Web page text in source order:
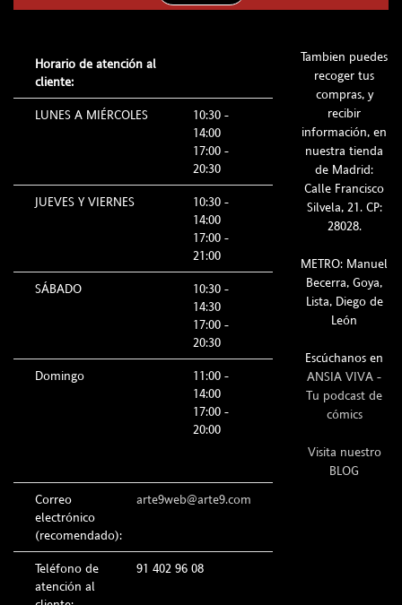
Horario de atención al
cliente:
LUNES A MIÉRCOLES
10:30 -
14:00
17:00 -
20:30
JUEVES Y VIERNES
10:30 -
14:00
17:00 -
21:00
SÁBADO
10:30 -
14:30
17:00 -
20:30
Domingo
11:00 -
14:00
17:00 -
20:00
Correo
electrónico
(recomendado):
arte9web@arte9.com
Teléfono de
atención al
91 402 96 08
Tambien puedes
recoger tus
compras, y
recibir
información, en
nuestra tienda
de Madrid:
Calle Francisco
Silvela, 21. CP:
28028.
METRO: Manuel
Becerra, Goya,
Lista, Diego de
León
Escúchanos en
ANSIA VIVA -
Tu podcast de
cómics
Visita nuestro
BLOG